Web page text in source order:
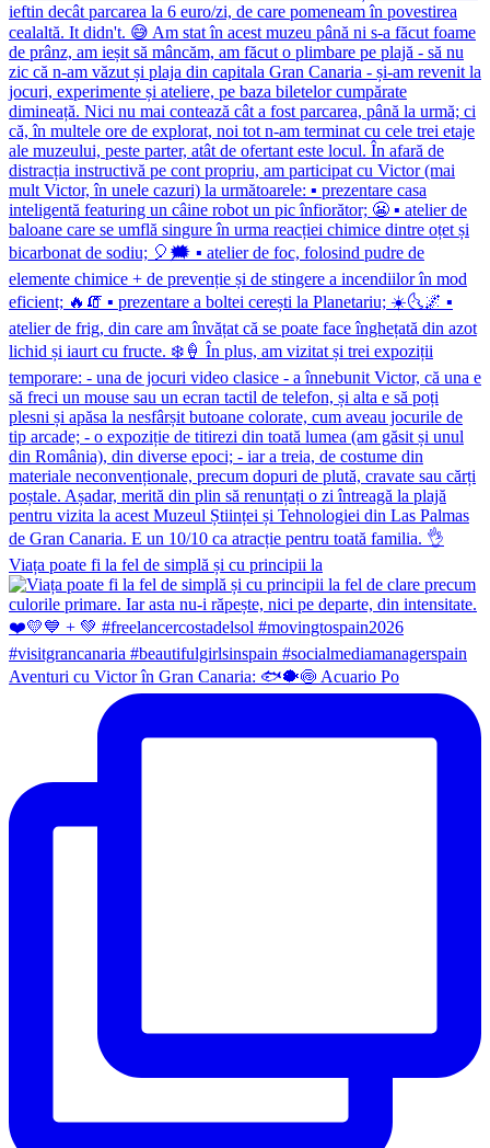
Viața poate fi la fel de simplă și cu principii la
Aventuri cu Victor în Gran Canaria: 🐟🐡🍥 Acuario Po